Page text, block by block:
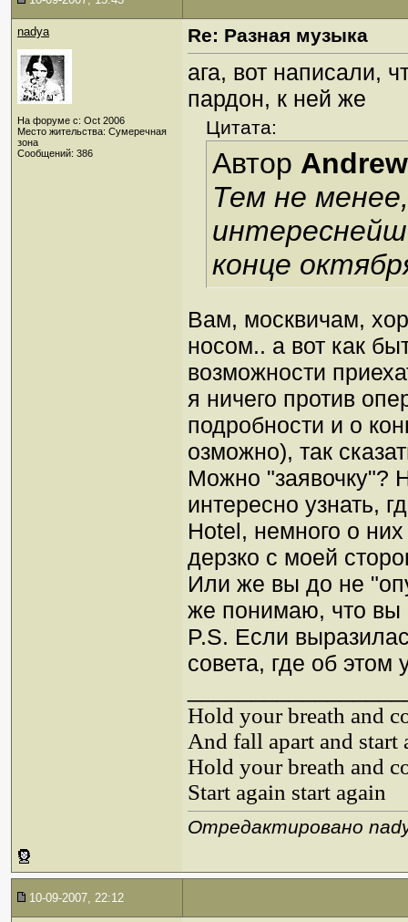
nadya
На форуме с: Oct 2006
Место жительства: Сумеречная
зона
Сообщений: 386
Re: Разная музыка
ага, вот написали,
пардон, к ней же
Цитата:
Автор Andrew
Тем не
конце
Вам, москвичам,
носом.. а вот как
возможности
я ничего против
подробности и о
озможно), так
Можно "заявочку"?
интересно узнать,
Hotel, немного о
дерзко с моей
Или же вы до не
же понимаю, что вы
P.S. Если
совета, где об этом
Hold your breath and
And fall apart and start
Hold your breath and
Start again start again
Отредактировано
10-09-2007, 22:12